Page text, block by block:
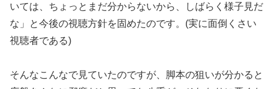
いては、ちょっとまだ分からないから、しばらく様子見だ
な」と今後の視聴方針を固めたのです。(実に面倒くさい
視聴者である)
そんなこんなで見ていたのですが、脚本の狙いが分かると